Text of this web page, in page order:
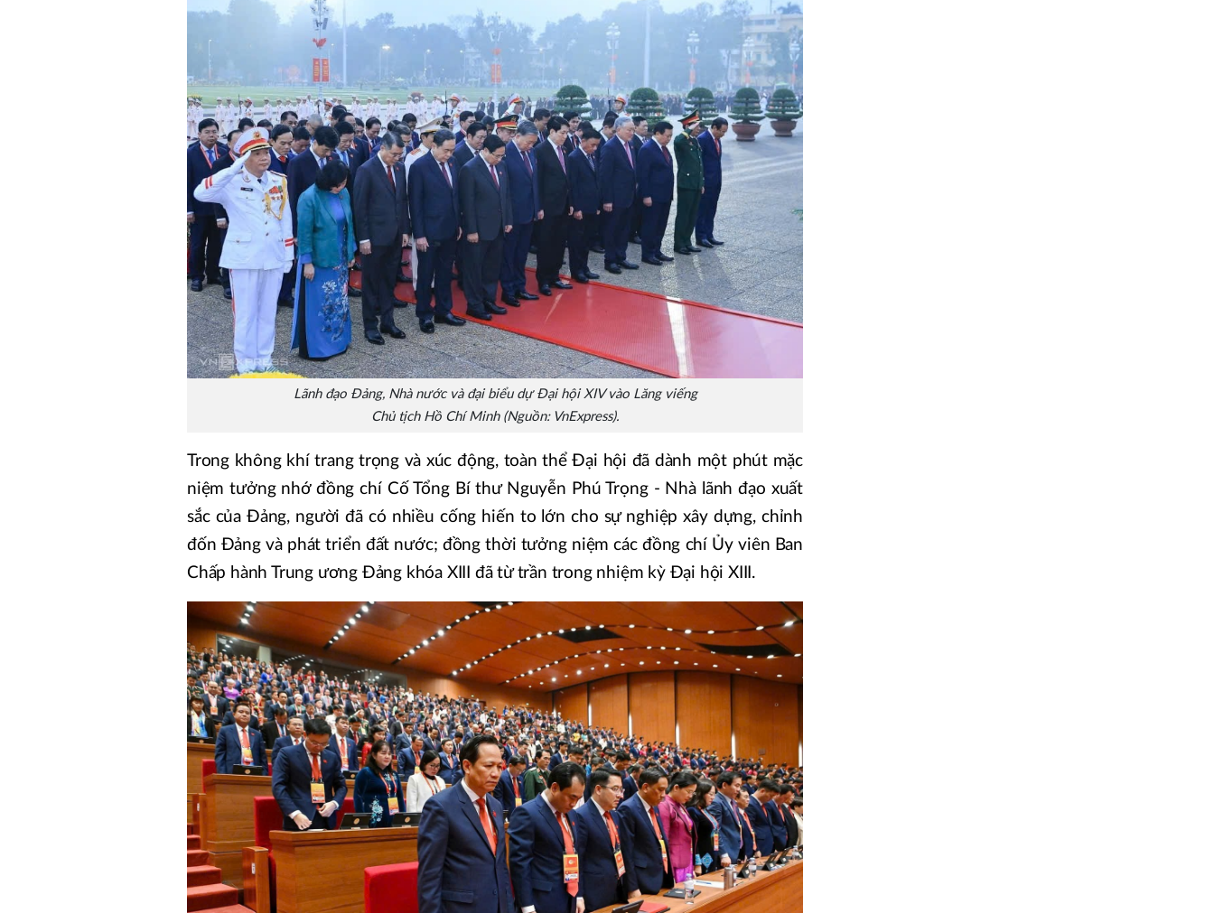
Lãnh đạo Đảng, Nhà nước và đại biểu dự Đại hội XIV vào Lăng viếng
Chủ tịch Hồ Chí Minh (Nguồn: VnExpress).
Trong không khí trang trọng và xúc động, toàn thể Đại hội đã dành một phút mặc
niệm tưởng nhớ đồng chí Cố Tổng Bí thư Nguyễn Phú Trọng - Nhà lãnh đạo xuất
sắc của Đảng, người đã có nhiều cống hiến to lớn cho sự nghiệp xây dựng, chỉnh
đốn Đảng và phát triển đất nước; đồng thời tưởng niệm các đồng chí Ủy viên Ban
Chấp hành Trung ương Đảng khóa XIII đã từ trần trong nhiệm kỳ Đại hội XIII.